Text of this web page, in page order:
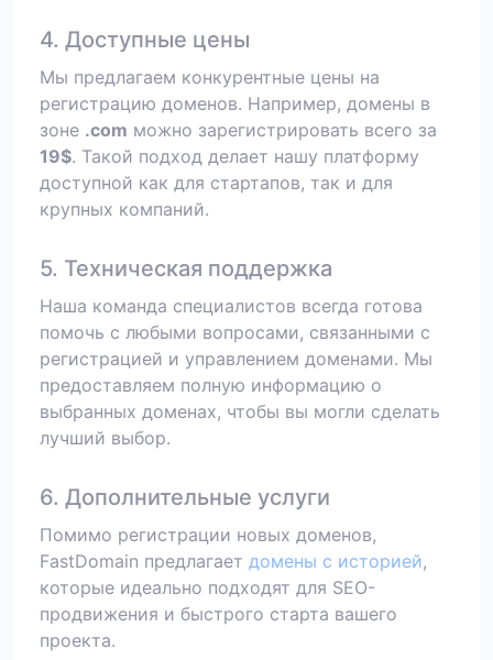
4. Доступные цены
Мы предлагаем конкурентные цены на
регистрацию доменов. Например, домены в
зоне .com можно зарегистрировать всего за
19$. Такой подход делает нашу платформу
доступной как для стартапов, так и для
крупных компаний.
5. Техническая поддержка
Наша команда специалистов всегда готова
помочь с любыми вопросами, связанными с
регистрацией и управлением доменами. Мы
предоставляем полную информацию о
выбранных доменах, чтобы вы могли сделать
лучший выбор.
6. Дополнительные услуги
Помимо регистрации новых доменов,
FastDomain предлагает домены с историей,
которые идеально подходят для SEO-
продвижения и быстрого старта вашего
проекта.